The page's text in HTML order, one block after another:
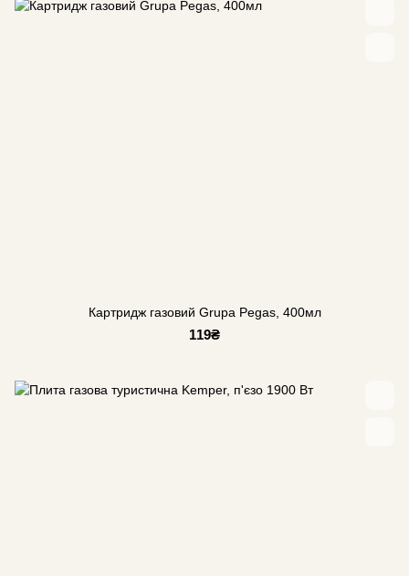
Картридж газовий Grupa Pegas, 400мл
119₴